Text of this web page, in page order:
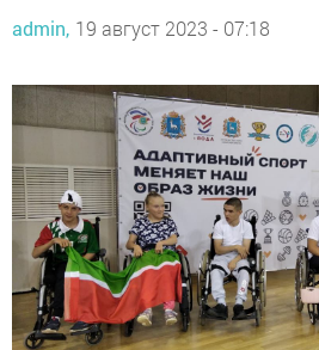
admin, 19 август 2023 - 07:18